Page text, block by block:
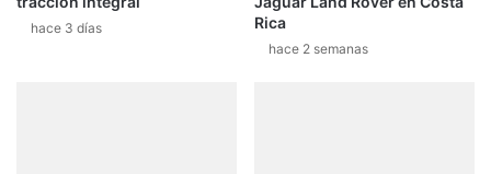
hace 3 días
Rica
hace 2 semanas